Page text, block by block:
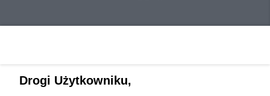
Drogi Użytkowniku,